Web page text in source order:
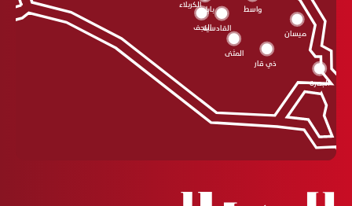
بابل
النجف
الکربلاء
القادسية
المثنى
ذي قار
البصرة
ميسان
واسط